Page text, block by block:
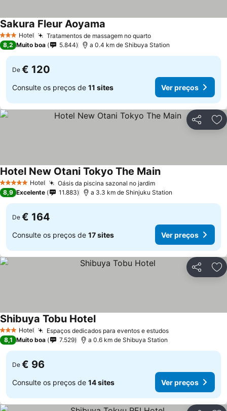
3 EstrelasHotel Tratamentos de massagem no quartoVer preços
Sakura Fleur Aoyama
8,2 Muito boa 5.844 a 0.4 km de Shibuya Station
De € 120
Consulte os preços de 11 sites Ver preços
Partilhar
5 Estrelas Hotel Oásis da piscina sazonal no jardimVer preços
Hotel New Otani Tokyo The MainVer preços
8,9 Excelente 11.883 a 3.3 km de Shinjuku Station
De € 164
Consulte os preços de 17 sites Ver preços
Partilhar
3 EstrelasHotel Espaços dedicados para eventos e estudosVer preços
Shibuya Tobu HotelVer preços
8,1 Muito boa 7.529 a 0.6 km de Shibuya Station
De € 96
Consulte os preços de 14 sites Ver preços